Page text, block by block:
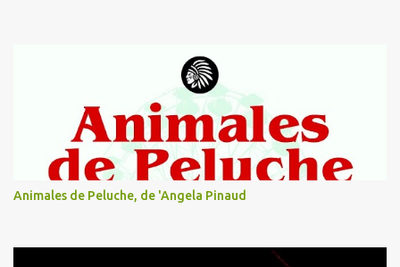
Animales de Peluche, de 'Angela Pinaud